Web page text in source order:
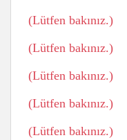
(Lütfen bakınız.)
(Lütfen bakınız.)
(Lütfen bakınız.)
(Lütfen bakınız.)
(Lütfen bakınız.)